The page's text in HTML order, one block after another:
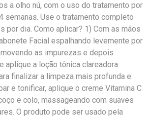
a olho nú, com o uso do tratamento por
semanas. Use o tratamento completo
por dia. Como aplicar? 1) Com as mãos
Facial espalhando levemente por
as impurezas e depois
aplique a loção tônica clareadora
finalizar a limpeza mais profunda e
e tonificar, aplique o creme Vitamina C
e colo, massageando com suaves
O produto pode ser usado pela